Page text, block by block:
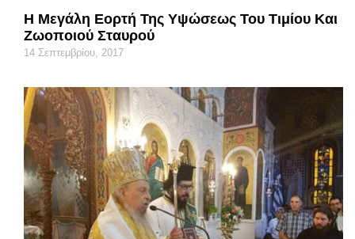
Η Μεγάλη Εορτή Της Υψώσεως Του Τιμίου Και
Ζωοποιού Σταυρού
14 Σεπτεμβρίου, 2017